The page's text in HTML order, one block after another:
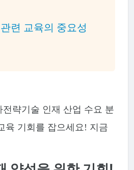
련 교육의 중요성
략기술 인재 산업 수요 분
육 기회를 잡으세요! 지금